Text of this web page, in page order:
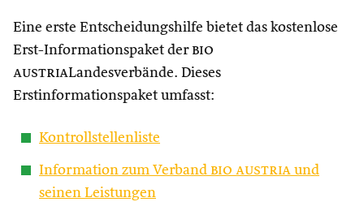
Eine erste Entscheidungshilfe bietet das kostenlose
Erst-Informationspaket der bio
austriaLandesverbände. Dieses
Erstinformationspaket umfasst:
Kontrollstellenliste
Information zum Verband bio austria und
seinen Leistungen